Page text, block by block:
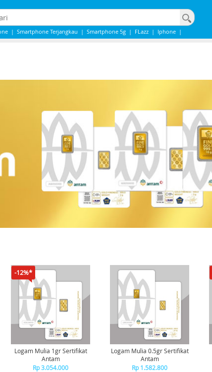
| Smartphone Terjangkau | Smartphone 5g | FLazz | Iphone |
-12%*
Logam Mulia 1gr Sertifikat
Antam
Rp 3.054.000
Logam Mulia 0.5gr Sertifikat
Antam
Rp 1.582.800